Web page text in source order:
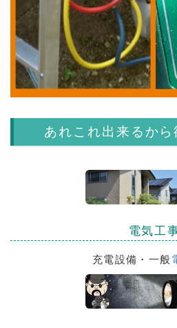
あれこれ出来るか
電気工
充電設備・一般